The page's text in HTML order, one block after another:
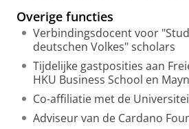
Overige functies
Verbindingsdocent voor
deutschen Volkes" scholars
Tijdelijke gastposities aan
HKU Business School en
Co-affiliatie met de
Adviseur van de Cardano